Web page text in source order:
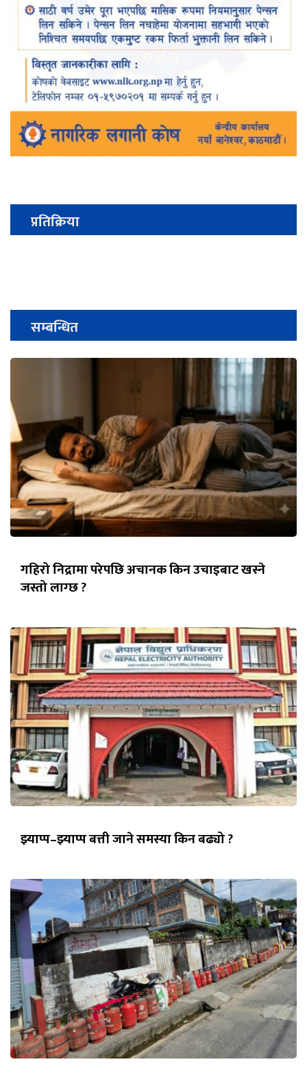
प्रतिक्रिया
सम्बन्धित
गहिरो निद्रामा परेपछि अचानक किन उचाइबाट खस्ने
जस्तो लाग्छ ?
झ्याप्प–झ्याप्प बत्ती जाने समस्या किन बढ्यो ?